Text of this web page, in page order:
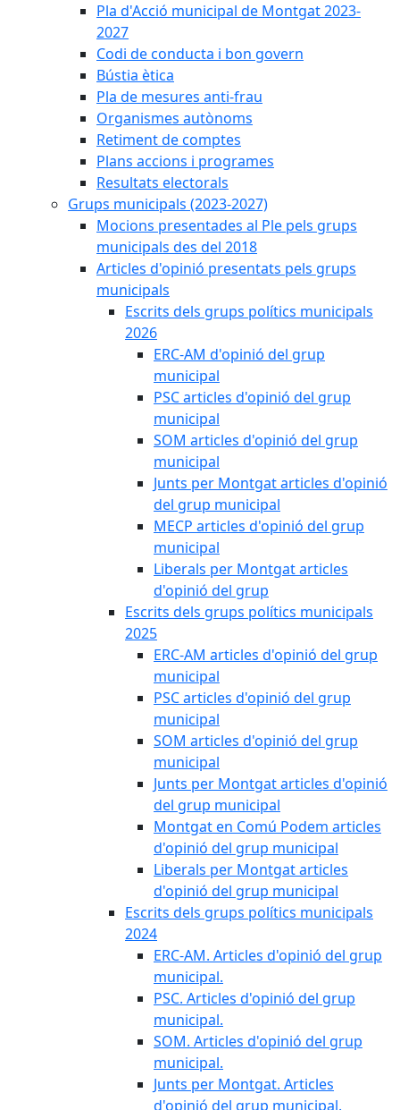
Pla d'Acció municipal de Montgat 2023-
2027
Codi de conducta i bon govern
Bústia ètica
Pla de mesures anti-frau
Organismes autònoms
Retiment de comptes
Plans accions i programes
Resultats electorals
Grups municipals (2023-2027)
Mocions presentades al Ple pels grups
municipals des del 2018
Articles d'opinió presentats pels grups
municipals
Escrits dels grups polítics municipals
2026
ERC-AM d'opinió del grup
municipal
PSC articles d'opinió del grup
municipal
SOM articles d'opinió del grup
municipal
Junts per Montgat articles d'opinió
del grup municipal
MECP articles d'opinió del grup
municipal
Liberals per Montgat articles
d'opinió del grup
Escrits dels grups polítics municipals
2025
ERC-AM articles d'opinió del grup
municipal
PSC articles d'opinió del grup
municipal
SOM articles d'opinió del grup
municipal
Junts per Montgat articles d'opinió
del grup municipal
Montgat en Comú Podem articles
d'opinió del grup municipal
Liberals per Montgat articles
d'opinió del grup municipal
Escrits dels grups polítics municipals
2024
ERC-AM. Articles d'opinió del grup
municipal.
PSC. Articles d'opinió del grup
municipal.
SOM. Articles d'opinió del grup
municipal.
Junts per Montgat. Articles
d'opinió del grup municipal.